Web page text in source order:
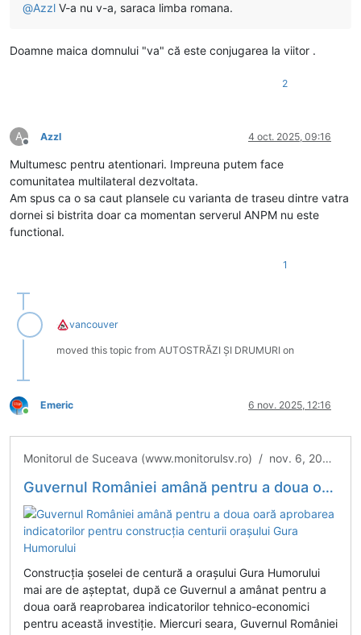
@Azzl V-a nu v-a, saraca limba romana.
Doamne maica domnului "va" că este conjugarea la viitor .
2
A
Deconectat
Azzl 4 oct. 2025, 09:16
Multumesc pentru atentionari. Impreuna putem face
comunitatea multilateral dezvoltata.
Am spus ca o sa caut plansele cu varianta de traseu dintre vatra
dornei si bistrita doar ca momentan serverul ANPM nu este
functional.
1
vancouver
moved this topic from AUTOSTRĂZI ȘI DRUMURI on
Conectat
Emeric 6 nov. 2025, 12:16
Monitorul de Suceava (www.monitorulsv.ro) / nov. 6, 2025 / Actualitate
Guvernul României amână pentru a doua oară aprobarea indicatorilor pentru construcția centurii orașului Gura Humorului
Construcția șoselei de centură a orașului Gura Humorului
mai are de așteptat, după ce Guvernul a amânat pentru a
doua oară reaprobarea indicatorilor tehnico-economici
pentru această investiție. Miercuri seara, Guvernul României